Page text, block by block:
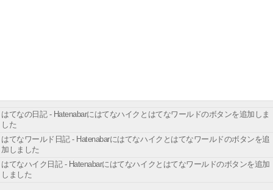
はてなの日記 - Hatenabarにはてなハイクとはてなワールドのボタンを追加しま
した
はてなワールド日記 - Hatenabarにはてなハイクとはてなワールドのボタンを追
加しました
はてなハイク日記 - Hatenabarにはてなハイクとはてなワールドのボタンを追加
しました